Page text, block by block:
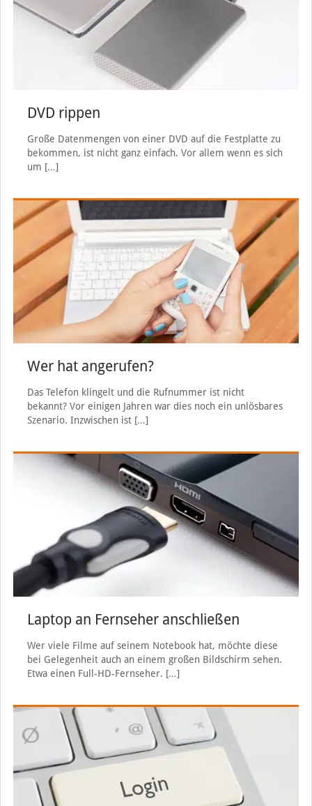
DVD rippen
Große Datenmengen von einer DVD auf die Festplatte zu
bekommen, ist nicht ganz einfach. Vor allem wenn es sich
um […]
Wer hat angerufen?
Das Telefon klingelt und die Rufnummer ist nicht
bekannt? Vor einigen Jahren war dies noch ein unlösbares
Szenario. Inzwischen ist[…]
Laptop an Fernseher anschließen
Wer viele Filme auf seinem Notebook hat, möchte diese
bei Gelegenheit auch an einem großen Bildschirm sehen.
Etwa einen Full-HD-Fernseher. […]